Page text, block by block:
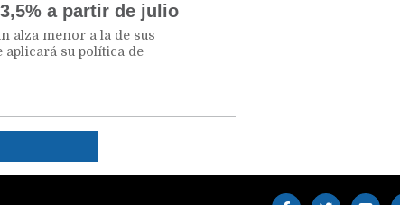
a partir de julio
alza menor a la de sus
aplicará su política de